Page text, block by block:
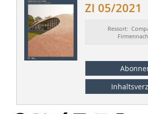
ZI 05/2021
Ressort: